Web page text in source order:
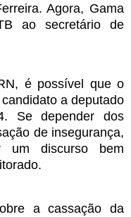
Agora, Gama
ao secretário de
é possível que o
a deputado
Se depender dos
de insegurança,
um discurso bem
a cassação da